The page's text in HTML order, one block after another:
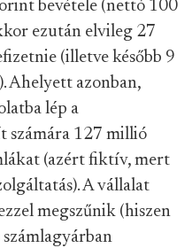
bevétele (nettó 100
ezután elvileg 27
(illetve később 9
Ahelyett azonban,
lép a
számára 127 millió
(azért fiktív, mert
A vállalat
megszűnik (hiszen
számlagyárban